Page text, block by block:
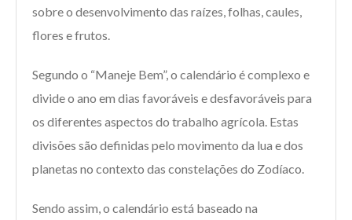
sobre o desenvolvimento das raízes, folhas, caules,
flores e frutos.
Segundo o “Maneje Bem”, o calendário é complexo e
divide o ano em dias favoráveis e desfavoráveis para
os diferentes aspectos do trabalho agrícola. Estas
divisões são definidas pelo movimento da lua e dos
planetas no contexto das constelações do Zodíaco.
Sendo assim, o calendário está baseado na